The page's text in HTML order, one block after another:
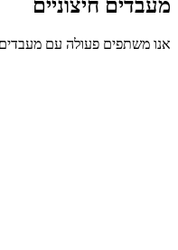
מעבדים חיצוניים
אנו משתפים פעולה עם מעבדים